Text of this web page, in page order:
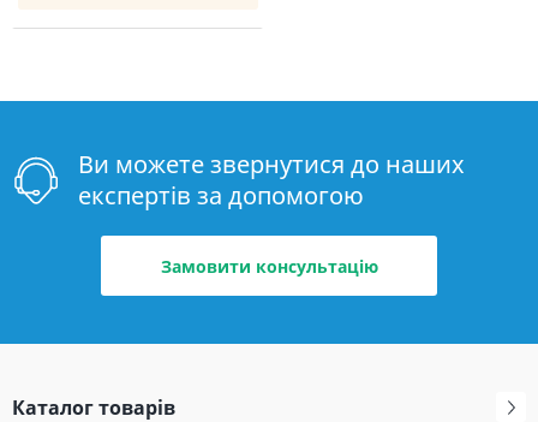
Ви можете звернутися до наших
експертів за допомогою
Замовити консультацію
Каталог товарів